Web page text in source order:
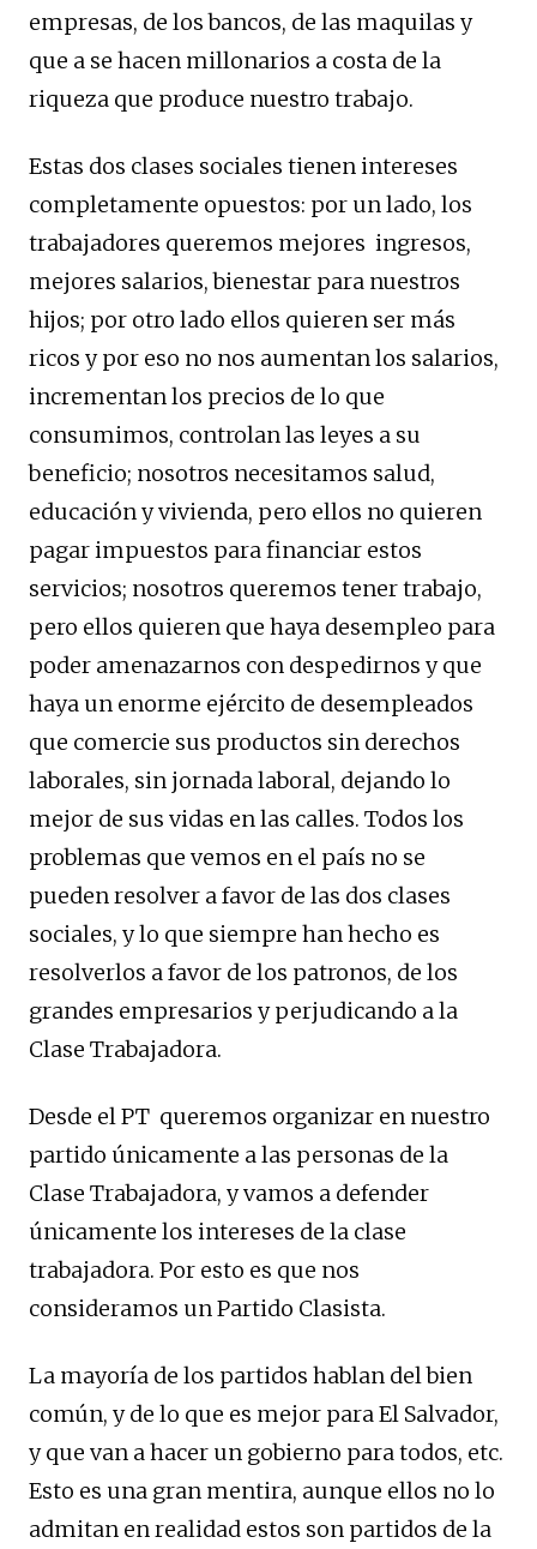
empresas, de los bancos, de las maquilas y
que a se hacen millonarios a costa de la
riqueza que produce nuestro trabajo.
Estas dos clases sociales tienen intereses
completamente opuestos: por un lado, los
trabajadores queremos mejores ingresos,
mejores salarios, bienestar para nuestros
hijos; por otro lado ellos quieren ser más
ricos y por eso no nos aumentan los salarios,
incrementan los precios de lo que
consumimos, controlan las leyes a su
beneficio; nosotros necesitamos salud,
educación y vivienda, pero ellos no quieren
pagar impuestos para financiar estos
servicios; nosotros queremos tener trabajo,
pero ellos quieren que haya desempleo para
poder amenazarnos con despedirnos y que
haya un enorme ejército de desempleados
que comercie sus productos sin derechos
laborales, sin jornada laboral, dejando lo
mejor de sus vidas en las calles. Todos los
problemas que vemos en el país no se
pueden resolver a favor de las dos clases
sociales, y lo que siempre han hecho es
resolverlos a favor de los patronos, de los
grandes empresarios y perjudicando a la
Clase Trabajadora.
Desde el PT queremos organizar en nuestro
partido únicamente a las personas de la
Clase Trabajadora, y vamos a defender
únicamente los intereses de la clase
trabajadora. Por esto es que nos
consideramos un Partido Clasista.
La mayoría de los partidos hablan del bien
común, y de lo que es mejor para El Salvador,
y que van a hacer un gobierno para todos, etc.
Esto es una gran mentira, aunque ellos no lo
admitan en realidad estos son partidos de la